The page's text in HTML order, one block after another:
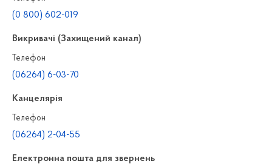
(0 800) 602-019
Викривачі (Захищений канал)
Телефон
(06264) 6-03-70
Канцелярiя
Телефон
(06264) 2-04-55
Електронна пошта для звернень